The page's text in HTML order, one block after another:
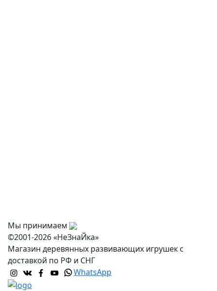
Мы принимаем
©2001-2026 «НеЗнаЙка»
Магазин деревянных развивающих игрушек с
доставкой по РФ и СНГ
WhatsApp